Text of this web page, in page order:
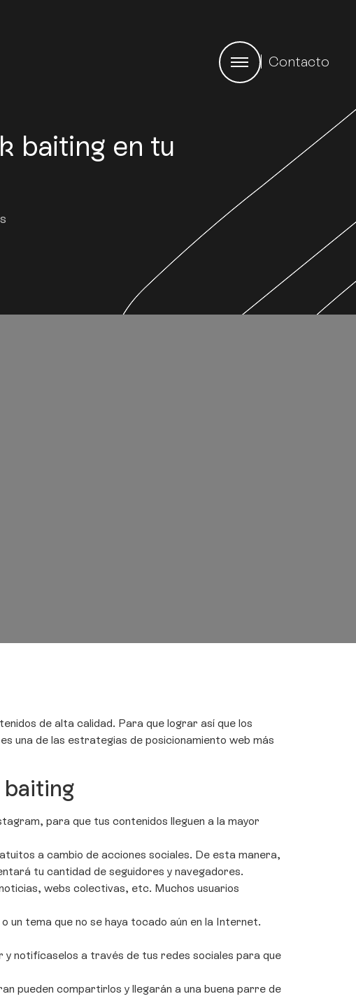
Contacto
baiting en tu
de alta calidad. Para que lograr así que los
una de las estrategias de posicionamiento web más
baiting
para que tus contenidos lleguen a la mayor
a cambio de acciones sociales. De esta manera,
tu cantidad de seguidores y navegadores.
webs colectivas, etc. Muchos usuarios
un tema que no se haya tocado aún en la Internet.
notifícaselos a través de tus redes sociales para que
pueden compartirlos y llegarán a una buena parre de